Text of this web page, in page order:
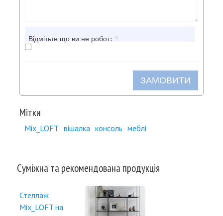
Відмітьте що ви не робот:
ЗАМОВИТИ
Мітки
Mix_LOFT вішалка консоль меблі
Суміжна та рекомендована продукція
Стеллаж
Mix_LOFT на